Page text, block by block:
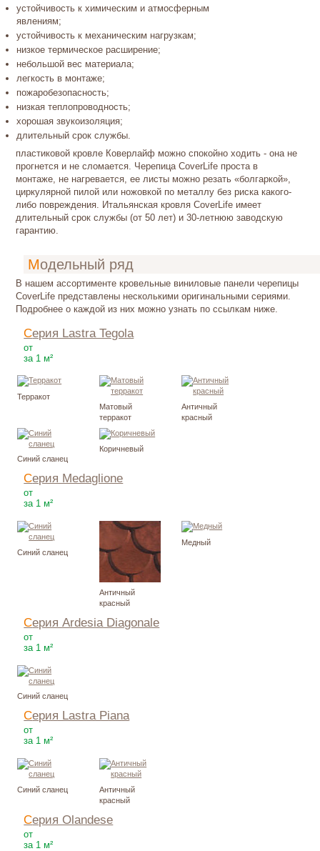
устойчивость к химическим и атмосферным
явлениям;
устойчивость к механическим нагрузкам;
низкое термическое расширение;
небольшой вес материала;
легкость в монтаже;
пожаробезопасность;
низкая теплопроводность;
хорошая звукоизоляция;
длительный срок службы.
пластиковой кровле Коверлайф можно спокойно ходить - она не
прогнется и не сломается. Черепица CoverLife проста в
монтаже, не нагревается, ее листы можно резать «болгаркой»,
циркулярной пилой или ножовкой по металлу без риска какого-
либо повреждения. Итальянская кровля CoverLife имеет
длительный срок службы (от 50 лет) и 30-летнюю заводскую
гарантию.
Модельный ряд
В нашем ассортименте кровельные виниловые панели черепицы
CoverLife представлены несколькими оригинальными сериями.
Подробнее о каждой из них можно узнать по ссылкам ниже.
Серия Lastra Tegola
от
за 1 м²
Терракот
Матовый
терракот
Античный
красный
Синий сланец
Коричневый
Серия Medaglione
от
за 1 м²
Синий сланец
Античный
красный
Медный
Серия Ardesia Diagonale
от
за 1 м²
Синий сланец
Серия Lastra Piana
от
за 1 м²
Синий сланец
Античный
красный
Серия Olandese
от
за 1 м²